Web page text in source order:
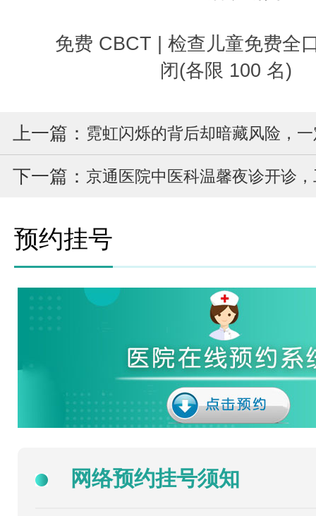
免费 CBCT | 检查儿童免费全
闭(各限 100 名)
上一篇： 霓虹闪烁的背后却暗藏风险，
下一篇： 京通医院中医科温馨夜诊开诊
预约挂号
网络预约挂号须知